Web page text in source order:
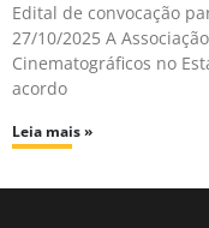
Edital de convocação
27/10/2025 A
Cinematográficos no
acordo
Leia mais »